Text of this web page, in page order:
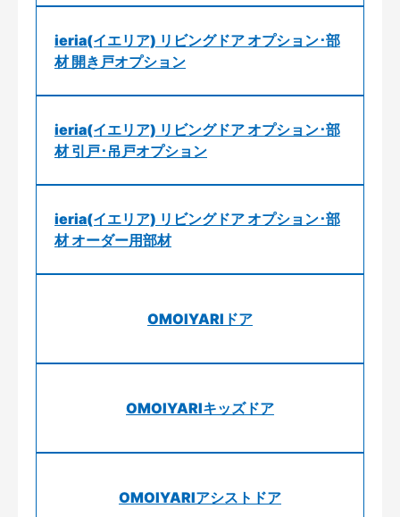
ieria(イエリア) リビングドア オプション･部
材 開き戸オプション
ieria(イエリア) リビングドア オプション･部
材 引戸･吊戸オプション
ieria(イエリア) リビングドア オプション･部
材 オーダー用部材
OMOIYARIドア
OMOIYARIキッズドア
OMOIYARIアシストドア